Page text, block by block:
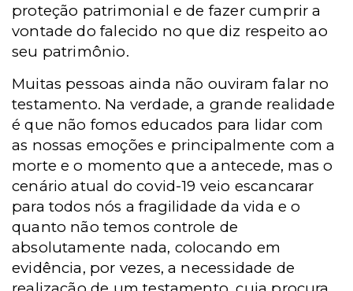
proteção patrimonial e de fazer cumprir a
vontade do falecido no que diz respeito ao
seu patrimônio.
Muitas pessoas ainda não ouviram falar no
testamento. Na verdade, a grande realidade
é que não fomos educados para lidar com
as nossas emoções e principalmente com a
morte e o momento que a antecede, mas o
cenário atual do covid-19 veio escancarar
para todos nós a fragilidade da vida e o
quanto não temos controle de
absolutamente nada, colocando em
evidência, por vezes, a necessidade de